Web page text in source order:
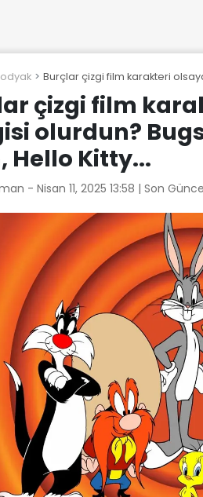
Burçlar çizgi film karakteri
çizgi film
olurdun?
Hello Kitty...
- Nisan 11, 2025 13:58 | Son